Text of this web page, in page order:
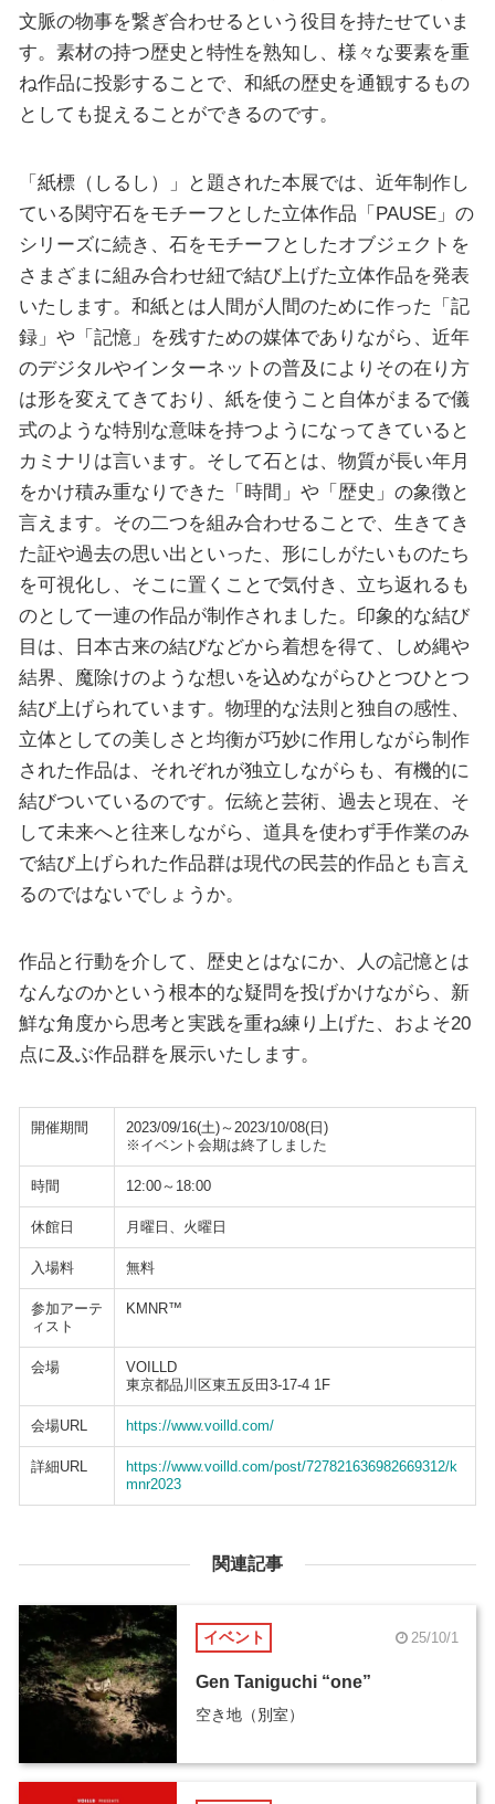
文脈の物事を繋ぎ合わせるという役目を持たせていま
す。素材の持つ歴史と特性を熟知し、様々な要素を重
ね作品に投影することで、和紙の歴史を通観するもの
としても捉えることができるのです。
「紙標（しるし）」と題された本展では、近年制作し
ている関守石をモチーフとした立体作品「PAUSE」の
シリーズに続き、石をモチーフとしたオブジェクトを
さまざまに組み合わせ紐で結び上げた立体作品を発表
いたします。和紙とは人間が人間のために作った「記
録」や「記憶」を残すための媒体でありながら、近年
のデジタルやインターネットの普及によりその在り方
は形を変えてきており、紙を使うこと自体がまるで儀
式のような特別な意味を持つようになってきていると
カミナリは言います。そして石とは、物質が長い年月
をかけ積み重なりできた「時間」や「歴史」の象徴と
言えます。その二つを組み合わせることで、生きてき
た証や過去の思い出といった、形にしがたいものたち
を可視化し、そこに置くことで気付き、立ち返れるも
のとして一連の作品が制作されました。印象的な結び
目は、日本古来の結びなどから着想を得て、しめ縄や
結界、魔除けのような想いを込めながらひとつひとつ
結び上げられています。物理的な法則と独自の感性、
立体としての美しさと均衡が巧妙に作用しながら制作
された作品は、それぞれが独立しながらも、有機的に
結びついているのです。伝統と芸術、過去と現在、そ
して未来へと往来しながら、道具を使わず手作業のみ
で結び上げられた作品群は現代の民芸的作品とも言え
るのではないでしょうか。
作品と行動を介して、歴史とはなにか、人の記憶とは
なんなのかという根本的な疑問を投げかけながら、新
鮮な角度から思考と実践を重ね練り上げた、およそ20
点に及ぶ作品群を展示いたします。
開催期間
2023/09/16(土)～2023/10/08(日)
※イベント会期は終了しました
時間 12:00～18:00
休館日 月曜日、火曜日
入場料 無料
参加アーテ
ィスト
KMNR™
会場
VOILLD
東京都品川区東五反田3-17-4 1F
会場URL https://www.voilld.com/
詳細URL
https://www.voilld.com/post/727821636982669312/k
mnr2023
関連記事
イベント 25/10/1
Gen Taniguchi “one”
空き地（別室）